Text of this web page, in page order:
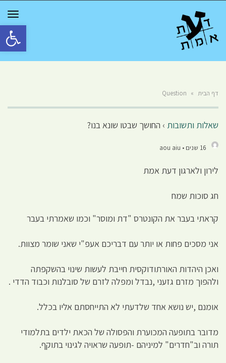
פתח
דף הבית »
Question
שאלות ותשובות › החושך שבטו שונא בנו?
16 שנים • aou aiu
לירון ולארגון דעת אמת
חג סוכות שמח
קראתי בעבר את הקונטרס "דת ומוסר" וכמו שאמרתי בעבר
אני מסכים פחות או יותר עם דבריכם אעפ"י שאני שומר מצוות.
ואכן היהדות האורתודוקסית חייבת לעשות שינוי בהשקפתה
ולהפוך מזרם גזעני ,נבדל ומפלה לזרם של סובלנות וכבוד הדדי .
אומנם ,יש נושא אחד שלדעתי לא התייחסתם אליו בכלל.
מדובר בתופעה המכוערת והפסולה של הכאת ילדים בתלמודי
תורה וב"חדרים" למיניהם -תופעה שראויה לגינוי בתוקף.